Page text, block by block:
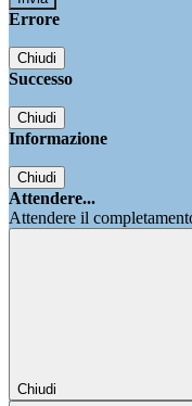
Errore
Chiudi
Successo
Chiudi
Informazione
Chiudi
Attendere...
Attendere il
Chiudi